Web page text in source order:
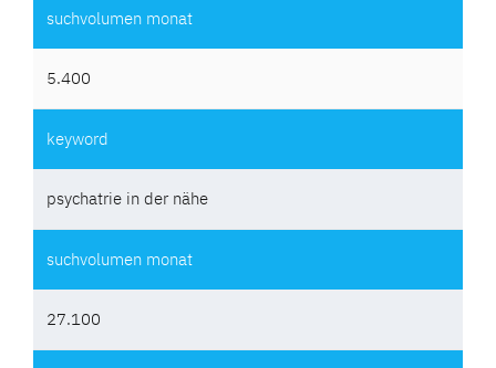
5.400
psychatrie in der nähe
27.100